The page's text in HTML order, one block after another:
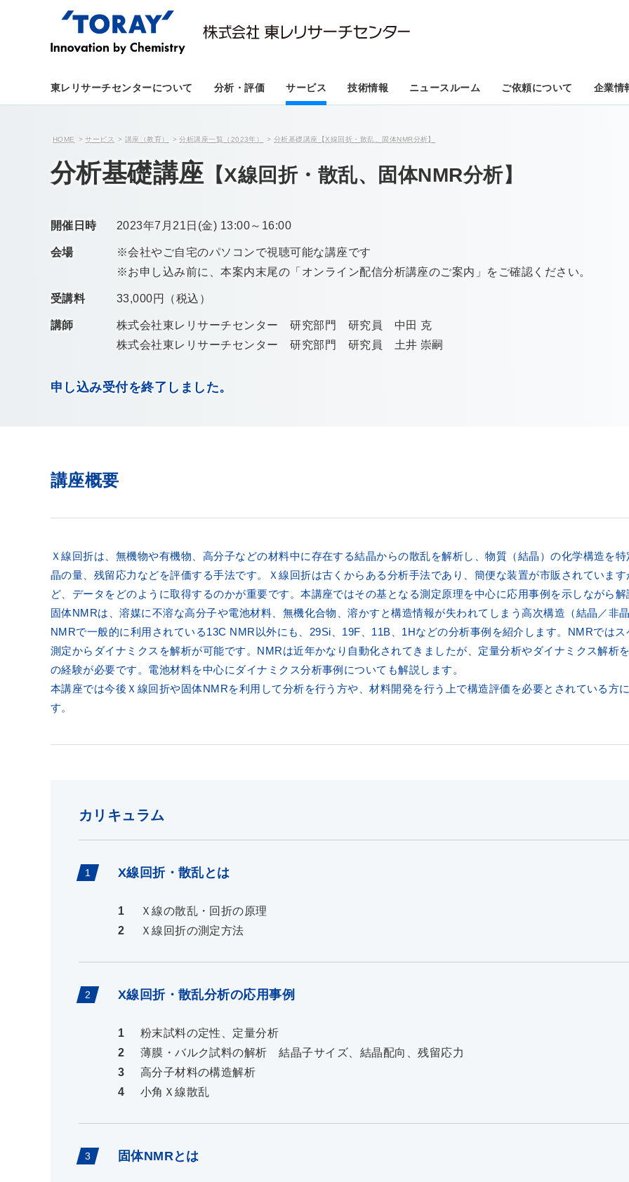
東レリサーチセンターについて 分析・評価 サービス 技術情報 ニュースルーム ご依頼について 企業情
HOME サービス 講座（教育） 分析講座一覧（2023年） 分析基礎講座【X線回折・散乱、固体NMR分析】
分析基礎講座 【X線回折・散乱、固体NMR分析】
開催日時 2023年7月21日(金) 13:00～16:00
会場
※会社やご自宅のパソコンで視聴可能な講座です
※お申し込み前に、本案内末尾の「オンライン配信分析講座のご案内」をご確認ください。
受講料 33,000円（税込）
講師
株式会社東レリサーチセンター 研究部門 研究員 中田 克
株式会社東レリサーチセンター 研究部門 研究員 土井 崇嗣
申し込み受付を終了しました。
講座概要
Ｘ線回折は、無機物や有機物、高分子などの材料中に存在する結晶からの散乱を解析し、物質（結晶）の化学構造を
晶の量、残留応力などを評価する手法です。Ｘ線回折は古くからある分析手法であり、簡便な装置が市販されていま
ど、データをどのように取得するのかが重要です。本講座ではその基となる測定原理を中心に応用事例を示しながら
固体NMRは、溶媒に不溶な高分子や電池材料、無機化合物、溶かすと構造情報が失われてしまう高次構造（結晶／非
NMRで一般的に利用されている13C NMR以外にも、29Si、19F、11B、1Hなどの分析事例を紹介します。NMRでは
測定からダイナミクスを解析が可能です。NMRは近年かなり自動化されてきましたが、定量分析やダイナミクス解析
の経験が必要です。電池材料を中心にダイナミクス分析事例についても解説します。
本講座では今後Ｘ線回折や固体NMRを利用して分析を行う方や、材料開発を行う上で構造評価を必要とされている方
す。
カリキュラム
X線回折・散乱とは
Ｘ線の散乱・回折の原理
Ｘ線回折の測定方法
X線回折・散乱分析の応用事例
粉末試料の定性、定量分析
薄膜・バルク試料の解析 結晶子サイズ、結晶配向、残留応力
高分子材料の構造解析
小角Ｘ線散乱
固体NMRとは